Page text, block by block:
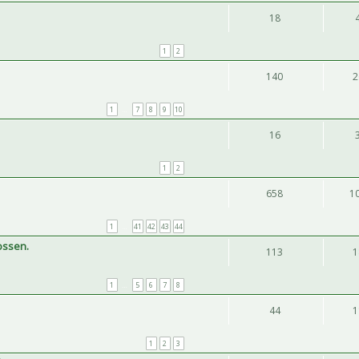
1 2
18
1 7 8 9 10
140
1 2
16
1 41 42 43 44
658
1 5 6 7 8
113
1 2 3
44